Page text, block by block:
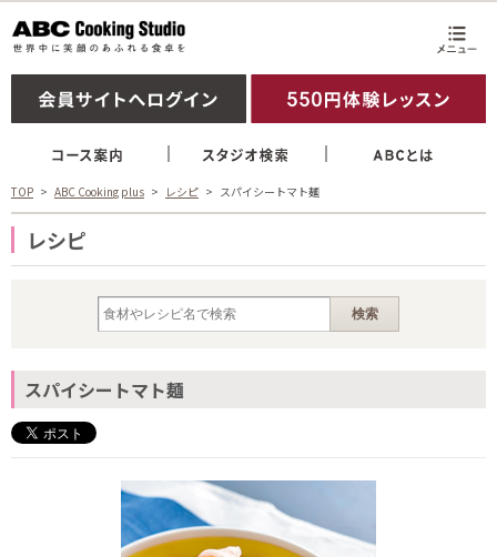
TOP ABC Cooking plus レシピ スパイシートマト麺
レシピ
スパイシートマト麺